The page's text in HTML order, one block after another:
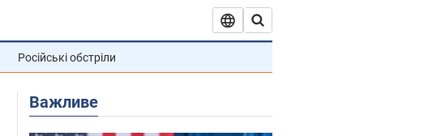
Російські обстріли
Важливе